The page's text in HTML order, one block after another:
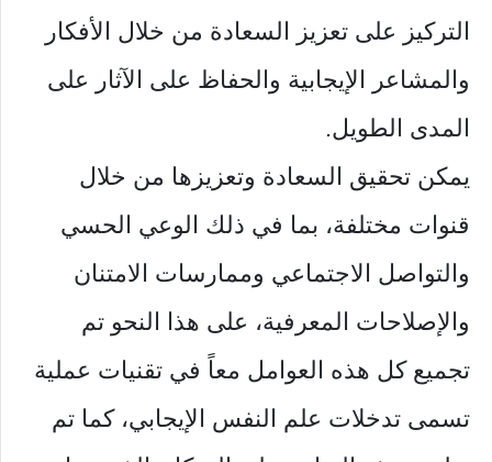
التركيز على تعزيز السعادة من خلال الأفكار
والمشاعر الإيجابية والحفاظ على الآثار على
المدى الطويل.
يمكن تحقيق السعادة وتعزيزها من خلال
قنوات مختلفة، بما في ذلك الوعي الحسي
والتواصل الاجتماعي وممارسات الامتنان
والإصلاحات المعرفية، على هذا النحو تم
تجميع كل هذه العوامل معاً في تقنيات عملية
تسمى تدخلات علم النفس الإيجابي، كما تم